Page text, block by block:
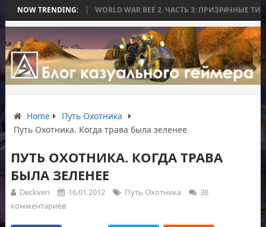
NOW TRENDING:
БЕЗ БИТВЫ WORLD WAR BEE 2. ЧАСТЬ 3: ПРИЗРАЧНЫЕ ТИТАНЫ И
Home
Путь Охотника
Путь Охотника. Когда трава была зеленее
ПУТЬ ОХОТНИКА. КОГДА ТРАВА
БЫЛА ЗЕЛЕНЕЕ
Deckven 16.01.2012 Путь Охотника
38
комментариев